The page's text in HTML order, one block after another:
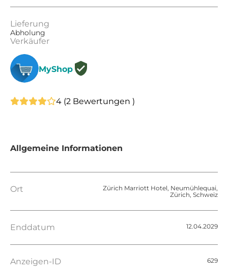
Lieferung
Abholung
Verkäufer
MyShop
4 (2 Bewertungen )
Allgemeine Informationen
Ort
Zürich Marriott Hotel, Neumühlequai,
Zürich, Schweiz
Enddatum 12.04.2029
Anzeigen-ID 629